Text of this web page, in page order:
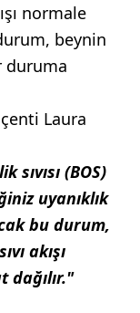
normale
beynin
Laura
(BOS)
uyanıklık
bu durum,
akışı
dağılır."